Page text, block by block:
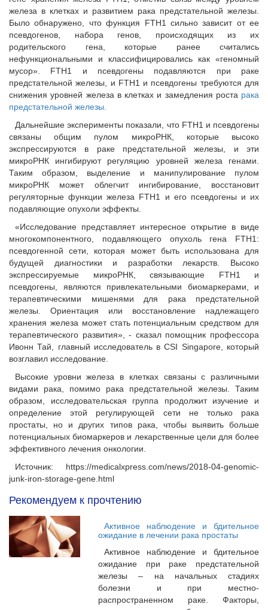
железа в клетках и развитием рака предстательной железы.
Было обнаружено, что функция FTH1 сильно зависит от ее
псевдогенов, набора генов, происходящих из их
родительского гена, которые ранее считались
нефункциональными и классифицировались как «геномный
мусор». FTH1 и псевдогены подавляются при раке
предстательной железы, и FTH1 и псевдогены требуются для
снижения уровней железа в клетках и замедления роста рака
предстательной железы.
Дальнейшие эксперименты показали, что FTH1 и псевдогены
связаны общим пулом микроРНК, которые высоко
экспрессируются в раке предстательной железы, и эти
микроРНК ингибируют регуляцию уровней железа генами.
Таким образом, выделение и манипулирование пулом
микроРНК может облегчит ингибирование, восстановит
регуляторные функции железа FTH1 и его псевдогены и их
подавляющие опухоли эффекты.
«Исследование представляет интересное открытие в виде
многокомпонентного, подавляющего опухоль гена FTH1:
псевдогенной сети, которая может быть использована для
будущей диагностики и разработки лекарств. Высоко
экспрессируемые микроРНК, связывающие FTH1 и
псевдогены, являются привлекательными биомаркерами, и
терапевтическими мишенями для рака предстательной
железы. Ориентация или восстановление надлежащего
хранения железа может стать потенциальным средством для
терапевтического развития», - сказал помощник профессора
Ивонн Тай, главный исследователь в CSI Singapore, который
возглавил исследование.
Высокие уровни железа в клетках связаны с различными
видами рака, помимо рака предстательной железы. Таким
образом, исследовательская группа продолжит изучение и
определение этой регулирующей сети не только рака
простаты, но и других типов рака, чтобы выявить больше
потенциальных биомаркеров и лекарственные цели для более
эффективного лечения онкологии.
Источник: https://medicalxpress.com/news/2018-04-genomic-
junk-iron-storage-gene.html
Рекомендуем к прочтению
Активное наблюдение и бдительное
ожидание в лечении рака простаты
Активное наблюдение и бдительное
ожидание при раке предстательной
железы – на начальных стадиях
болезни и при местно-
распространенном раке. Факторы,